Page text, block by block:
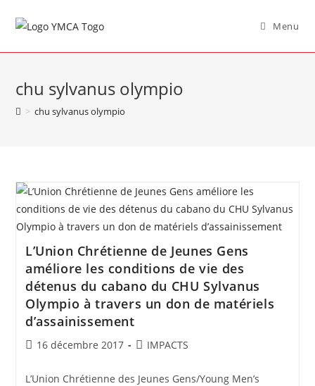
Menu
chu sylvanus olympio
> chu sylvanus olympio
L’Union Chrétienne de Jeunes Gens
améliore les conditions de vie des
détenus du cabano du CHU Sylvanus
Olympio à travers un don de matériels
d’assainissement
16 décembre 2017 IMPACTS
L’Union Chrétienne des Jeunes Gens/Young Men’s